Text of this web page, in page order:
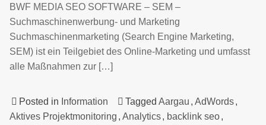
BWF MEDIA SEO SOFTWARE – SEM –
Suchmaschinenwerbung- und Marketing
Suchmaschinenmarketing (Search Engine Marketing,
SEM) ist ein Teilgebiet des Online-Marketing und umfasst
alle Maßnahmen zur […]
Posted in Information Tagged Aargau , AdWords,
Aktives Projektmonitoring , Analytics, backlink seo,